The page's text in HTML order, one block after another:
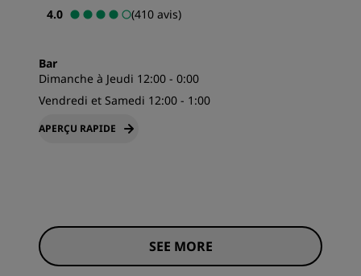
4.0 (410 avis)
Bar
Dimanche à Jeudi 12:00 - 0:00
Vendredi et Samedi 12:00 - 1:00
APERÇU RAPIDE
SEE MORE